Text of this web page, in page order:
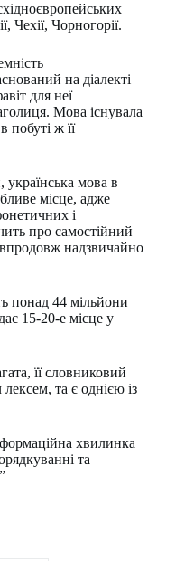
Чехії, Чорногорії.
на діалекті
для неї
Мова існувала
побуті ж її
українська мова в
місце, адже
і
про самостійний
надзвичай­но
понад 44 мільйони
15-20-е місце у
її словниковий
та є однією із
хвилинка
та